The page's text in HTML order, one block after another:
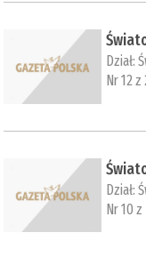
Dział:
Nr 12
Dział:
Nr 10